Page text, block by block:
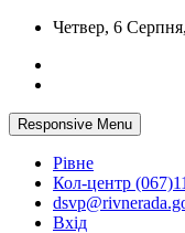
Skip
content
Четвер, 6
Responsive Menu
Рівне
Кол-центр
Вхід